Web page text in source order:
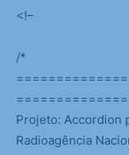
<!–
/*
Projeto: Accordion
Radioagência